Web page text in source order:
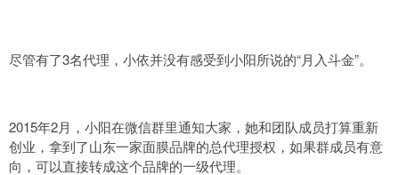
尽管有了3名代理，小依并没有感受到小阳所说的“月入斗金”。
2015年2月，小阳在微信群里通知大家，她和团队成员打算重新
创业，拿到了山东一家面膜品牌的总代理授权，如果群成员有意
向，可以直接转成这个品牌的一级代理。